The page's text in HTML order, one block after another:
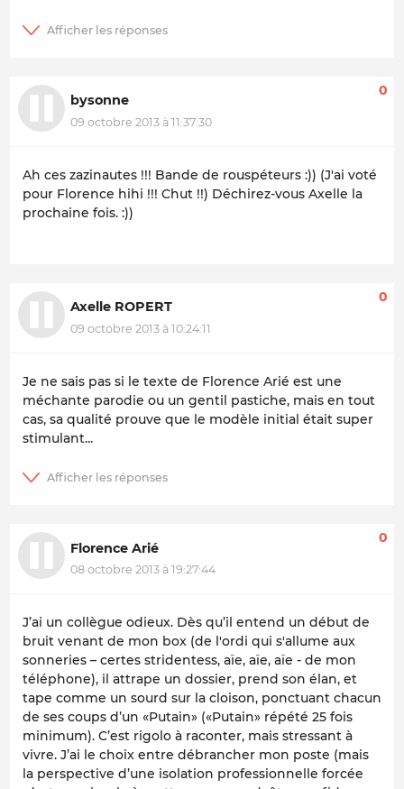
bysonne
09 octobre 2013 à 11:37:30
0
Ah ces zazinautes !!! Bande de rouspéteurs :)) (J'ai voté
pour Florence hihi !!! Chut !!) Déchirez-vous Axelle la
prochaine fois. :))
Axelle ROPERT
09 octobre 2013 à 10:24:11
0
Je ne sais pas si le texte de Florence Arié est une
méchante parodie ou un gentil pastiche, mais en tout
cas, sa qualité prouve que le modèle initial était super
stimulant...
Florence Arié
08 octobre 2013 à 19:27:44
0
J’ai un collègue odieux. Dès qu’il entend un début de
bruit venant de mon box (de l'ordi qui s'allume aux
sonneries – certes stridentess, aïe, aïe, aïe - de mon
téléphone), il attrape un dossier, prend son élan, et
tape comme un sourd sur la cloison, ponctuant chacun
de ses coups d’un «Putain» («Putain» répété 25 fois
minimum). C’est rigolo à raconter, mais stressant à
vivre. J’ai le choix entre débrancher mon poste (mais
la perspective d’une isolation professionnelle forcée